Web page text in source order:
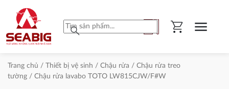
search shopping_cart menu
Trang chủ / Thiết bị vệ sinh / Chậu rửa / Chậu rửa treo
tường / Chậu rửa lavabo TOTO LW815CJW/F#W